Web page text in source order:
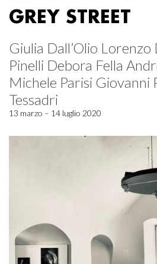
GREY STREET
Giulia Dall’Olio
Pinelli Debora Fella
Michele Parisi Giovanni
Tessadri
13 marzo – 14 luglio 2020